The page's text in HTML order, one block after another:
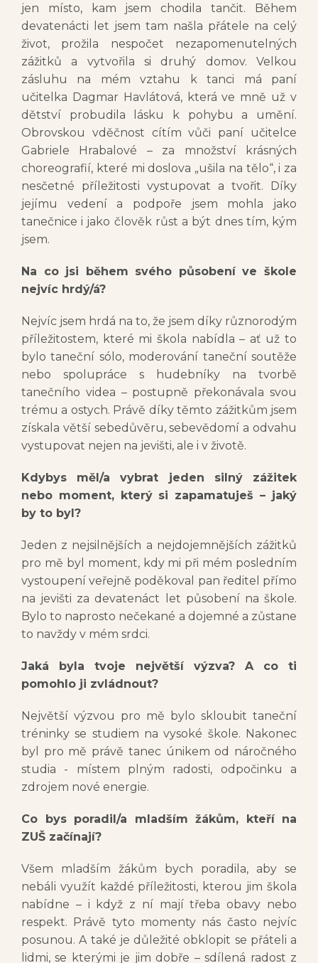
jen místo, kam jsem chodila tančit. Během
devatenácti let jsem tam našla přátele na celý
život, prožila nespočet nezapomenutelných
zážitků a vytvořila si druhý domov. Velkou
zásluhu na mém vztahu k tanci má paní
učitelka Dagmar Havlátová, která ve mně už v
dětství probudila lásku k pohybu a umění.
Obrovskou vděčnost cítím vůči paní učitelce
Gabriele Hrabalové – za množství krásných
choreografií, které mi doslova „ušila na tělo“, i za
nesčetné příležitosti vystupovat a tvořit. Díky
jejímu vedení a podpoře jsem mohla jako
tanečnice i jako člověk růst a být dnes tím, kým
jsem.
Na co jsi během svého působení ve škole
nejvíc hrdý/á?
Nejvíc jsem hrdá na to, že jsem díky různorodým
příležitostem, které mi škola nabídla – ať už to
bylo taneční sólo, moderování taneční soutěže
nebo spolupráce s hudebníky na tvorbě
tanečního videa – postupně překonávala svou
trému a ostych. Právě díky těmto zážitkům jsem
získala větší sebedůvěru, sebevědomí a odvahu
vystupovat nejen na jevišti, ale i v životě.
Kdybys měl/a vybrat jeden silný zážitek
nebo moment, který si zapamatuješ – jaký
by to byl?
Jeden z nejsilnějších a nejdojemnějších zážitků
pro mě byl moment, kdy mi při mém posledním
vystoupení veřejně poděkoval pan ředitel přímo
na jevišti za devatenáct let působení na škole.
Bylo to naprosto nečekané a dojemné a zůstane
to navždy v mém srdci.
Jaká byla tvoje největší výzva? A co ti
pomohlo ji zvládnout?
Největší výzvou pro mě bylo skloubit taneční
tréninky se studiem na vysoké škole. Nakonec
byl pro mě právě tanec únikem od náročného
studia - místem plným radosti, odpočinku a
zdrojem nové energie.
Co bys poradil/a mladším žákům, kteří na
ZUŠ začínají?
Všem mladším žákům bych poradila, aby se
nebáli využít každé příležitosti, kterou jim škola
nabídne – i když z ní mají třeba obavy nebo
respekt. Právě tyto momenty nás často nejvíc
posunou. A také je důležité obklopit se přáteli a
lidmi, se kterými je jim dobře – sdílená radost z